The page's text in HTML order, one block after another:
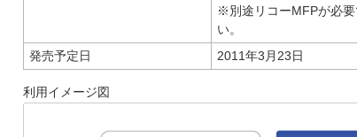
※別途リコーMFPが必要
い。
発売予定日
2011年3月23日
利用イメージ図